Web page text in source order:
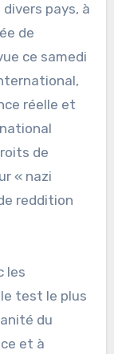
pays, à
de
ce samedi
réelle et
de
« nazi
reddition
les
test le plus
du
et à